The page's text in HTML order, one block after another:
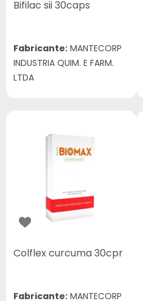
Bifilac sii 30caps
Fabricante: MANTECORP
INDUSTRIA QUIM. E FARM.
LTDA
Colflex curcuma 30cpr
Fabricante: MANTECORP